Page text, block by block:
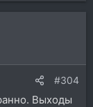
#304
Выходы